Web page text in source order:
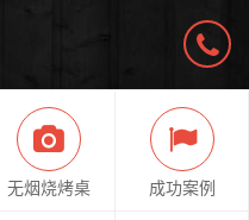
无烟烧烤桌 成功案例